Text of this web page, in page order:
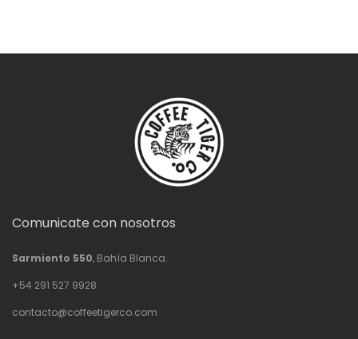
Comunicate con nosotros
Sarmiento 550, Bahía Blanca.
+54 291 527 9928
contacto@coffeetigerco.com